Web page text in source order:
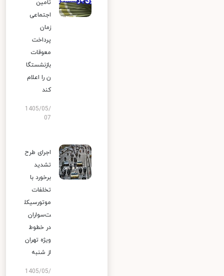
تأمین
اجتماعی
زمان
پرداخت
معوقات
بازنشستگا
ن را اعلام
کند
1405/05/
07
اجرای طرح
تشدید
برخورد با
تخلفات
موتورسیکل
ت‌سواران
در خطوط
ویژه تهران
از شنبه
1405/05/